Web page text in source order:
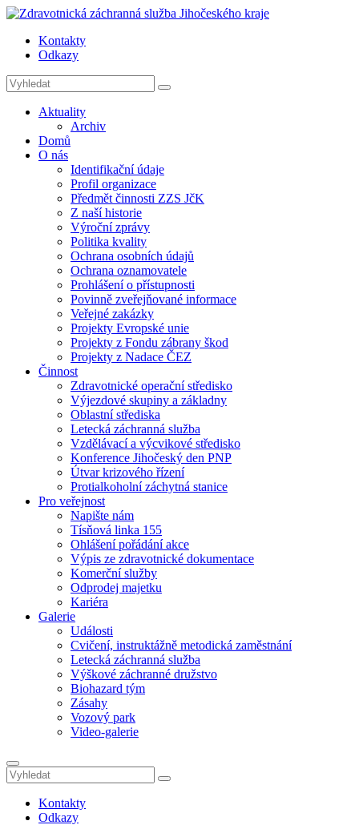
Kontakty
Odkazy
Aktuality
Archiv
Domů
O nás
Identifikační údaje
Profil organizace
Předmět činnosti ZZS JčK
Z naší historie
Výroční zprávy
Politika kvality
Ochrana osobních údajů
Ochrana oznamovatele
Prohlášení o přístupnosti
Povinně zveřejňované informace
Veřejné zakázky
Projekty Evropské unie
Projekty z Fondu zábrany škod
Projekty z Nadace ČEZ
Činnost
Zdravotnické operační středisko
Výjezdové skupiny a základny
Oblastní střediska
Letecká záchranná služba
Vzdělávací a výcvikové středisko
Konference Jihočeský den PNP
Útvar krizového řízení
Protialkoholní záchytná stanice
Pro veřejnost
Napište nám
Tísňová linka 155
Ohlášení pořádání akce
Výpis ze zdravotnické dokumentace
Komerční služby
Odprodej majetku
Kariéra
Galerie
Události
Cvičení, instruktážně metodická zaměstnání
Letecká záchranná služba
Výškové záchranné družstvo
Biohazard tým
Zásahy
Vozový park
Video-galerie
Kontakty
Odkazy